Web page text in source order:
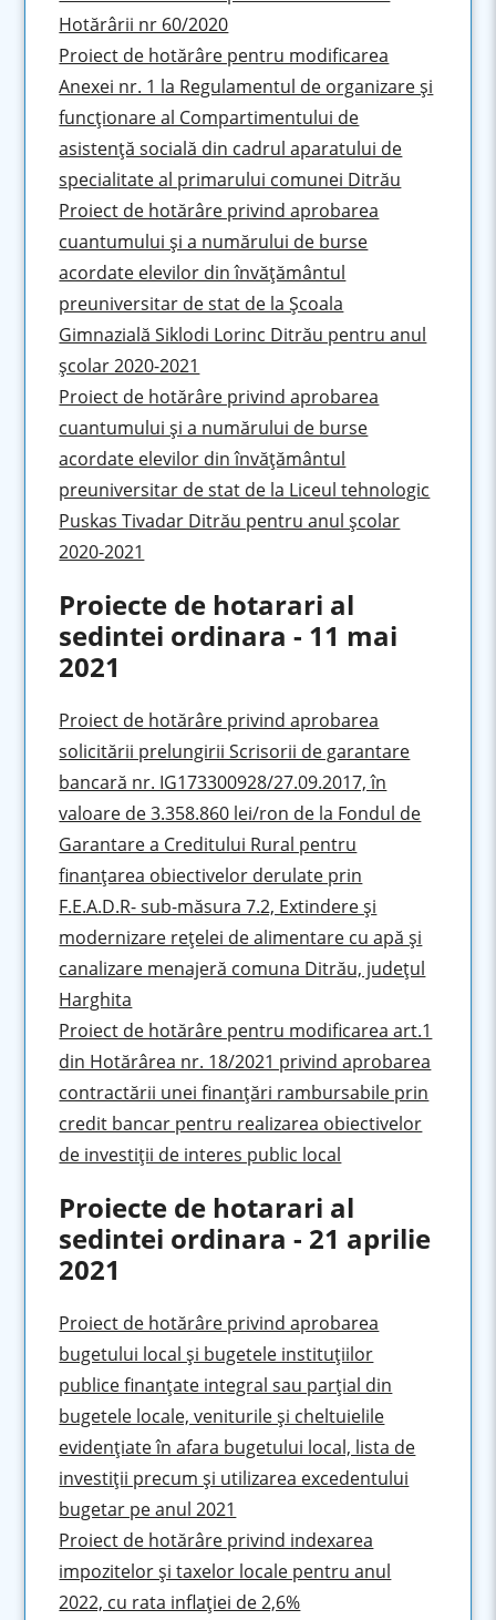
Hotărârii nr 60/2020
Proiect de hotărâre pentru modificarea
Anexei nr. 1 la Regulamentul de organizare şi
funcţionare al Compartimentului de
asistenţă socială din cadrul aparatului de
specialitate al primarului comunei Ditrău
Proiect de hotărâre privind aprobarea
cuantumului şi a numărului de burse
acordate elevilor din învățământul
preuniversitar de stat de la Şcoala
Gimnazială Siklodi Lorinc Ditrău pentru anul
şcolar 2020-2021
Proiect de hotărâre privind aprobarea
cuantumului şi a numărului de burse
acordate elevilor din învățământul
preuniversitar de stat de la Liceul tehnologic
Puskas Tivadar Ditrău pentru anul şcolar
2020-2021
Proiecte de hotarari al
sedintei ordinara - 11 mai
2021
Proiect de hotărâre privind aprobarea
solicitării prelungirii Scrisorii de garantare
bancară nr. IG173300928/27.09.2017, în
valoare de 3.358.860 lei/ron de la Fondul de
Garantare a Creditului Rural pentru
finanţarea obiectivelor derulate prin
F.E.A.D.R- sub-măsura 7.2, Extindere şi
modernizare reţelei de alimentare cu apă şi
canalizare menajeră comuna Ditrău, judeţul
Harghita
Proiect de hotărâre pentru modificarea art.1
din Hotărârea nr. 18/2021 privind aprobarea
contractării unei finanţări rambursabile prin
credit bancar pentru realizarea obiectivelor
de investiţii de interes public local
Proiecte de hotarari al
sedintei ordinara - 21 aprilie
2021
Proiect de hotărâre privind aprobarea
bugetului local şi bugetele instituţiilor
publice finanţate integral sau parţial din
bugetele locale, veniturile şi cheltuielile
evidenţiate în afara bugetului local, lista de
investiţii precum şi utilizarea excedentului
bugetar pe anul 2021
Proiect de hotărâre privind indexarea
impozitelor şi taxelor locale pentru anul
2022, cu rata inflaţiei de 2,6%